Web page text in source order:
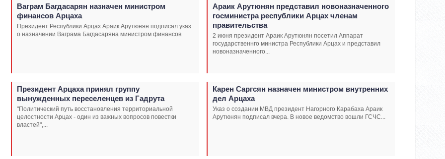
Ваграм Багдасарян назначен министром
финансов Арцаха
Президент Республики Арцах Араик Арутюнян подписал указ
о назначении Ваграма Багдасаряна министром финансов
Араик Арутюнян представил новоназначенного
госминистра республики Арцах членам
правительства
2 июня президент Араик Арутюнян посетил Аппарат
государственнго министра Республики Арцах и представил
новоназначенного...
Президент Арцаха принял группу
вынужденных переселенцев из Гадрута
"Политический путь восстановления территориальной
целостности Арцах - один из важных вопросов повестки
властей",...
Карен Саргсян назначен министром внутренних
дел Арцаха
Указ о создании МВД президент Нагорного Карабаха Араик
Арутюнян подписал вчера. В новое ведомство вошли ГСЧС...